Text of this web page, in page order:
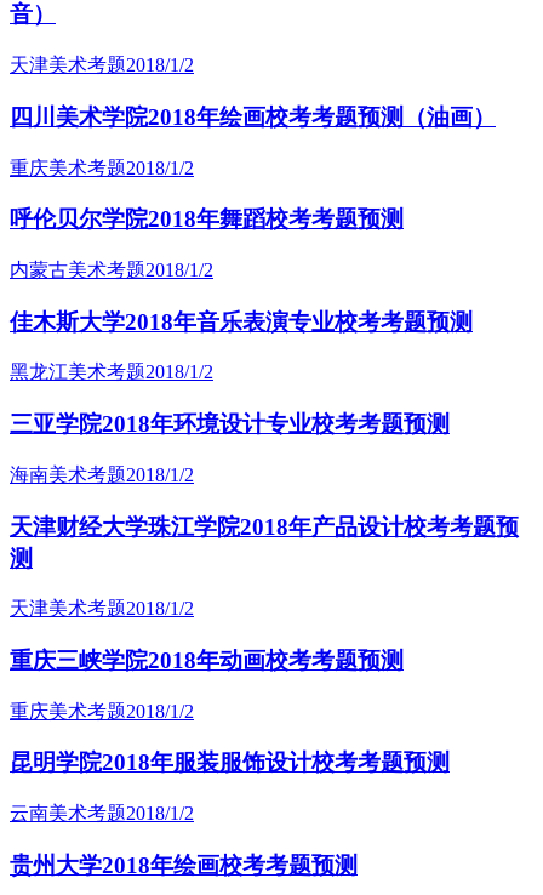
音）
天津美术考题2018/1/2
四川美术学院2018年绘画校考考题预测（油画）
重庆美术考题2018/1/2
呼伦贝尔学院2018年舞蹈校考考题预测
内蒙古美术考题2018/1/2
佳木斯大学2018年音乐表演专业校考考题预测
黑龙江美术考题2018/1/2
三亚学院2018年环境设计专业校考考题预测
海南美术考题2018/1/2
天津财经大学珠江学院2018年产品设计校考考题预
测
天津美术考题2018/1/2
重庆三峡学院2018年动画校考考题预测
重庆美术考题2018/1/2
昆明学院2018年服装服饰设计校考考题预测
云南美术考题2018/1/2
贵州大学2018年绘画校考考题预测